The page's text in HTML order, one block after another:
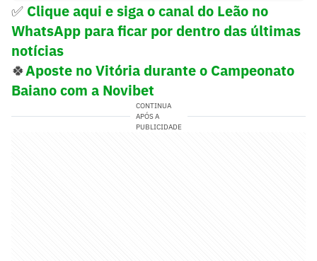
✅ Clique aqui e siga o canaldo Leão no
WhatsApp para ficar por dentro das últimas
notícias
🍀Aposte no Vitória durante o Campeonato
Baiano com a Novibet
CONTINUA
APÓS A
PUBLICIDADE